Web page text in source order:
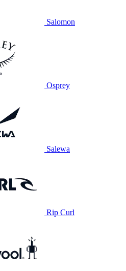
Salomon
Osprey
Salewa
Rip Curl